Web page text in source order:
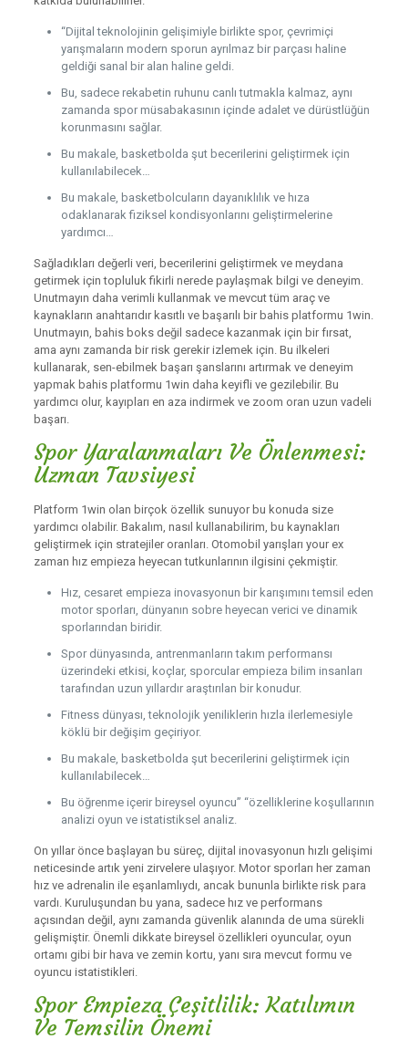
“Dijital teknolojinin gelişimiyle birlikte spor, çevrimiçi
yarışmaların modern sporun ayrılmaz bir parçası haline
geldiği sanal bir alan haline geldi.
Bu, sadece rekabetin ruhunu canlı tutmakla kalmaz, aynı
zamanda spor müsabakasının içinde adalet ve dürüstlüğün
korunmasını sağlar.
Bu makale, basketbolda şut becerilerini geliştirmek için
kullanılabilecek…
Bu makale, basketbolcuların dayanıklılık ve hıza
odaklanarak fiziksel kondisyonlarını geliştirmelerine
yardımcı…
Sağladıkları değerli veri, becerilerini geliştirmek ve meydana
getirmek için topluluk fikirli nerede paylaşmak bilgi ve deneyim.
Unutmayın daha verimli kullanmak ve mevcut tüm araç ve
kaynakların anahtarıdır kasıtlı ve başarılı bir bahis platformu 1win.
Unutmayın, bahis boks değil sadece kazanmak için bir fırsat,
ama aynı zamanda bir risk gerekir izlemek için. Bu ilkeleri
kullanarak, sen-ebilmek başarı şanslarını artırmak ve deneyim
yapmak bahis platformu 1win daha keyifli ve gezilebilir. Bu
yardımcı olur, kayıpları en aza indirmek ve zoom oran uzun vadeli
başarı.
Spor Yaralanmaları Ve Önlenmesi:
Uzman Tavsiyesi
Platform 1win olan birçok özellik sunuyor bu konuda size
yardımcı olabilir. Bakalım, nasıl kullanabilirim, bu kaynakları
geliştirmek için stratejiler oranları. Otomobil yarışları your ex
zaman hız empieza heyecan tutkunlarının ilgisini çekmiştir.
Hız, cesaret empieza inovasyonun bir karışımını temsil eden
motor sporları, dünyanın sobre heyecan verici ve dinamik
sporlarından biridir.
Spor dünyasında, antrenmanların takım performansı
üzerindeki etkisi, koçlar, sporcular empieza bilim insanları
tarafından uzun yıllardır araştırılan bir konudur.
Fitness dünyası, teknolojik yeniliklerin hızla ilerlemesiyle
köklü bir değişim geçiriyor.
Bu makale, basketbolda şut becerilerini geliştirmek için
kullanılabilecek…
Bu öğrenme içerir bireysel oyuncu” “özelliklerine koşullarının
analizi oyun ve istatistiksel analiz.
On yıllar önce başlayan bu süreç, dijital inovasyonun hızlı gelişimi
neticesinde artık yeni zirvelere ulaşıyor. Motor sporları her zaman
hız ve adrenalin ile eşanlamlıydı, ancak bununla birlikte risk para
vardı. Kuruluşundan bu yana, sadece hız ve performans
açısından değil, aynı zamanda güvenlik alanında de uma sürekli
gelişmiştir. Önemli dikkate bireysel özellikleri oyuncular, oyun
ortamı gibi bir hava ve zemin kortu, yanı sıra mevcut formu ve
oyuncu istatistikleri.
Spor Empieza Çeşitlilik: Katılımın
Ve Temsilin Önemi